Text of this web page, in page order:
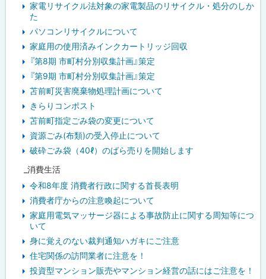
家電リサイクル法対象の家電製品のリサイクル・処分のしか
た
パソコンリサイクルについて
家庭用の使用済みインクカートリッジ回収
『第8期 市町村分別収集計画』策定
『第9期 市町村分別収集計画』策定
苫前町災害廃棄物処理計画について
きらりコンポスト
苫前町指定ごみ袋の変更について
資源ごみ(布類)の受入停止について
破砕ごみ袋（40ℓ）のばら売りを開始します
_消費生活
令和8年度 消費者行政に関する首長表明
消費者庁からの注意喚起について
家庭用電気マッサージ器による事故防止に関する周知等につ
いて
身に覚えのない裁判通知ハガキにご注意
住宅関係の訪問業者に注意を！
投資型マンション販売やマンション経営の話にはご注意を！